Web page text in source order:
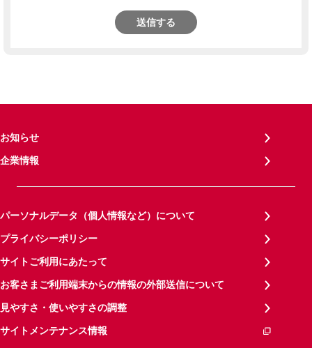
送信する
お知らせ
企業情報
パーソナルデータ（個人情報など）について
プライバシーポリシー
サイトご利用にあたって
お客さまご利用端末からの情報の外部送信について
見やすさ・使いやすさの調整
サイトメンテナンス情報